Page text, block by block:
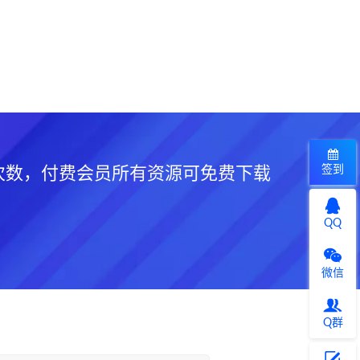
，付费会员所有资源可免费下载 签到
QQ
微信
Q群